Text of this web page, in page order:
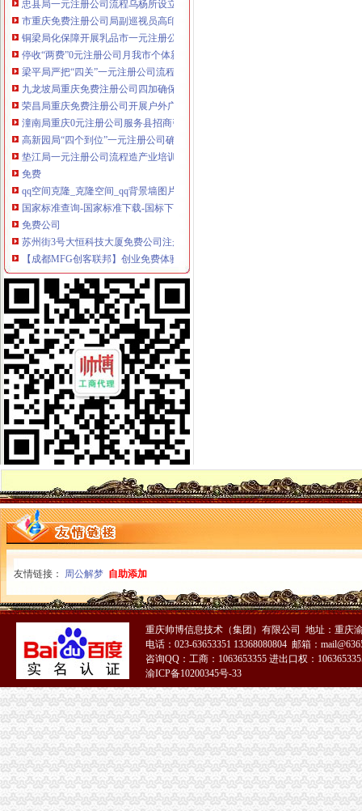
市重庆免费注册公司局副巡视员高印平到高新区局检查指导工作
铜梁局化保障开展乳品市一元注册公司流程场清理整有实效
停收“两费”0元注册公司月我市个体新发展数大幅增长
梁平局严把“四关”一元注册公司流程化成品油市场监管
九龙坡局重庆免费注册公司四加确保花博会顺利开幕
荣昌局重庆免费注册公司开展户外广告整见成效
潼南局重庆0元注册公司服务县招商引资工作再添新招
高新园局“四个到位”一元注册公司确保食品安全
垫江局一元注册公司流程造产业培训农村经纪人
免费
qq空间克隆_克隆空间_qq背景墙图片大全_qq克隆空间免费下载
国家标准查询-国家标准下载-国标下载-免费标准下载网-标准吧
免费公司
苏州街3号大恒科技大厦免费公司注册【今日推荐网-北京工商/税务/财
【成都MFG创客联邦】创业免费体验季/免费公司注册
免费注册
0元免费注册公司,代理记账99元起。-南宁58同城
免费注册有体验金_免费注册有体验金-华股财经
免费注册公司流程
上海注册一家公司,注册公司的流程及费用都有哪些?-知乎
上海园区注册公司_奉贤注册公司_上海免费公司注册_合资公司注册流
0元注册公司流程
【南通教育公司注册_科技教育公司注册_教育公司注册流程】-南通赶
浦东0元公司多少钱-威海新闻网
一元注册公司流程
【图】在成都注册一家公司需要的流程和费用有哪些？_成都工商注册_
商标注册价格,公司注册流程_青岛工商注册_青岛列表网
一元公司
光一科技10派1元_公司新闻_中证网
杭州一元装饰工程有限公司
1元注册公司
1元注册公司！做账每月只需149元！【今日推荐网-广州工商/税务/财务
1元注册公司的个人主页-WeCenter社交化问答社区程序
0元注册公司
新都0元注册公司,代理记账,公司转让,注销成都工商年检今题网
重庆一元注册公司
公司已经在重庆公积金管理中心注册了一个账号了,公司四月份已经
重庆元邦农业发展有限公司
重庆0元注册公司
重庆都尚装修有限公司-土巴兔装修网
【知识产权管理规范】-贯彻企业知识产权管理管规范认定（励补助
重庆免费注册公司
重庆冰盈注册安全工程师事务所有限公司
重庆九龙坡商标注册找哪个公司？_第1页_重庆E线广告设计策划_职场
免费注册公司
徐州专业免费公司注册_徐州商务服务-徐州-苏北信息港
潍坊免费公司注册、潍坊明诚代理记账、潍坊免费公司注册工商代理-
友情链接： 周公解梦 自助添加
重庆帅博信息技术（集团）有限公司 地址：重庆
电话：023-63653351 13368080804 邮箱：
咨询QQ：工商：1063653355 进出口权：
渝ICP备10200345号-33